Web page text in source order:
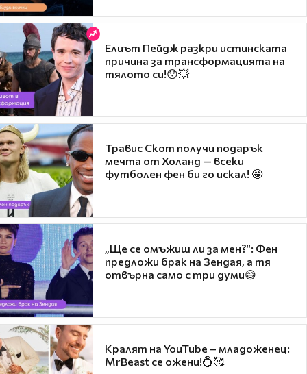
Елиът Пейдж разкри истинската
причина за трансформацията на
тялото си!😯💥
Травис Скот получи подарък
мечта от Холанд — всеки
футболен фен би го искал! 🤩
„Ще се омъжиш ли за мен?“: Фен
предложи брак на Зендая, а тя
отвърна само с три думи😅
Кралят на YouTube – младоженец:
MrBeast се ожени!💍🥰